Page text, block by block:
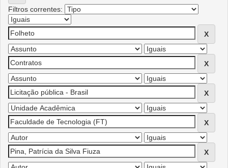
Filtros correntes: